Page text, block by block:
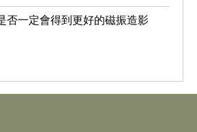
否一定會得到更好的磁振造影